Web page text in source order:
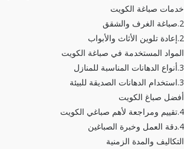
خدمات صباغة الكويت
صباغة الغرف والشقق
إعادة تلوين الأثاث والأبواب
المواد المستخدمة في صباغة الكويت
أنواع الدهانات المناسبة للمنازل
استخدام الدهانات الصديقة للبيئة
أفضل صباغ الكويت
تقييم ومراجعة لأهم صباغي الكويت
دقة العمل وخبرة الصباغين
التكاليف والمدة الزمنية